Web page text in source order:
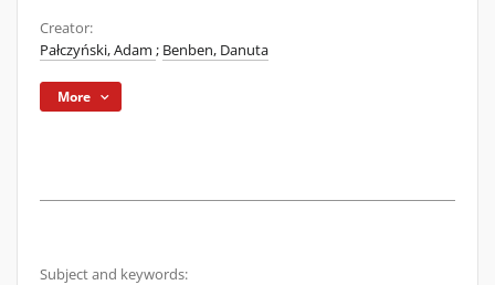
Creator:
Pałczyński, Adam ; Benben, Danuta
More
Subject and keywords: